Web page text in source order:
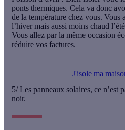
ponts thermiques. Cela va donc
de la température chez vous. Vous
l’hiver mais aussi moins chaud
Vous allez par la même occasion
réduire vos factures.
J'isole ma
5/ Les panneaux solaires, ce n’est
noir.